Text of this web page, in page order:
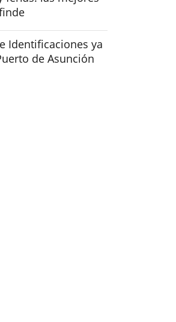
Identificaciones ya
de Asunción